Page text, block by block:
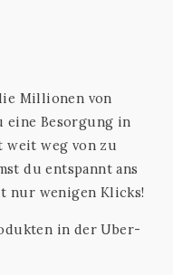
Millionen von
eine Besorgung in
weit weg von zu
du entspannt ans
nur wenigen Klicks!
in der Uber-